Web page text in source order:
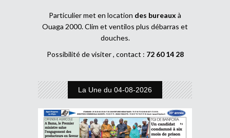
Particulier met en location des bureaux à
Ouaga 2000. Clim et ventilos plus débarras et
douches.
Possibilité de visiter , contact : 72 60 14 28
La Une du 04-08-2026